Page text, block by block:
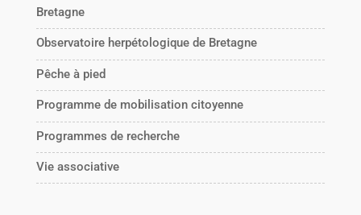
Bretagne
Observatoire herpétologique de Bretagne
Pêche à pied
Programme de mobilisation citoyenne
Programmes de recherche
Vie associative